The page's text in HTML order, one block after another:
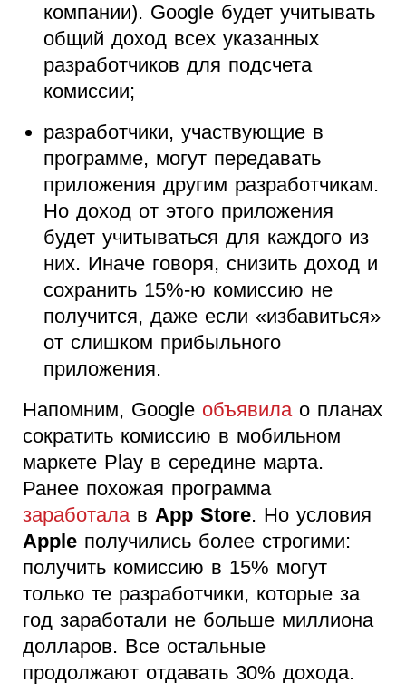
компании). Google будет учитывать
общий доход всех указанных
разработчиков для подсчета
комиссии;
разработчики, участвующие в
программе, могут передавать
приложения другим разработчикам.
Но доход от этого приложения
будет учитываться для каждого из
них. Иначе говоря, снизить доход и
сохранить 15%-ю комиссию не
получится, даже если «избавиться»
от слишком прибыльного
приложения.
Напомним, Google объявилао планах
сократить комиссию в мобильном
маркете Play в середине марта.
Ранее похожая программа
заработалав App Store. Но условия
Apple получились более строгими:
получить комиссию в 15% могут
только те разработчики, которые за
год заработали не больше миллиона
долларов. Все остальные
продолжают отдавать 30% дохода.